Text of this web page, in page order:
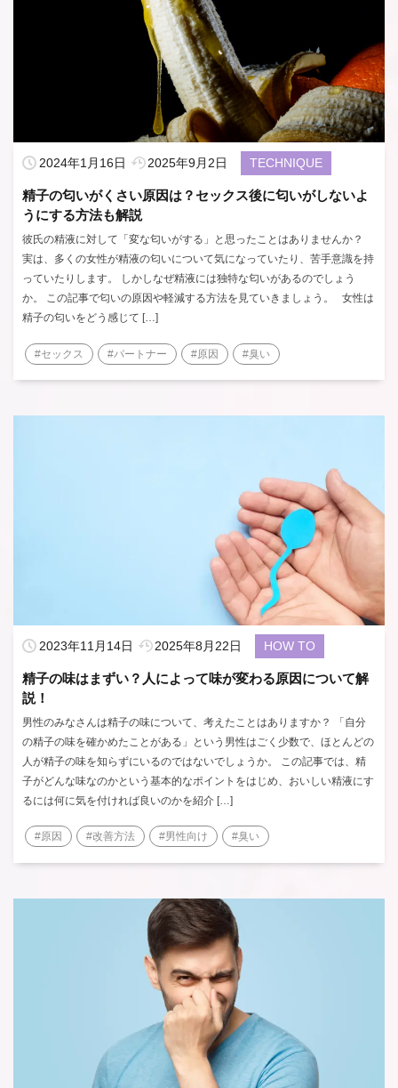
2024年1月16日 2025年9月2日 TECHNIQUE
精子の匂いがくさい原因は？セックス後に匂いがしないよ
うにする方法も解説
彼氏の精液に対して「変な匂いがする」と思ったことはありませんか？
実は、多くの女性が精液の匂いについて気になっていたり、苦手意識を持
っていたりします。 しかしなぜ精液には独特な匂いがあるのでしょう
か。 この記事で匂いの原因や軽減する方法を見ていきましょう。 女性は
精子の匂いをどう感じて […]
#セックス #パートナー #原因 #臭い
2023年11月14日 2025年8月22日 HOW TO
精子の味はまずい？人によって味が変わる原因について解
説！
男性のみなさんは精子の味について、考えたことはありますか？ 「自分
の精子の味を確かめたことがある」という男性はごく少数で、ほとんどの
人が精子の味を知らずにいるのではないでしょうか。 この記事では、精
子がどんな味なのかという基本的なポイントをはじめ、おいしい精液にす
るには何に気を付ければ良いのかを紹介 […]
#原因 #改善方法 #男性向け #臭い